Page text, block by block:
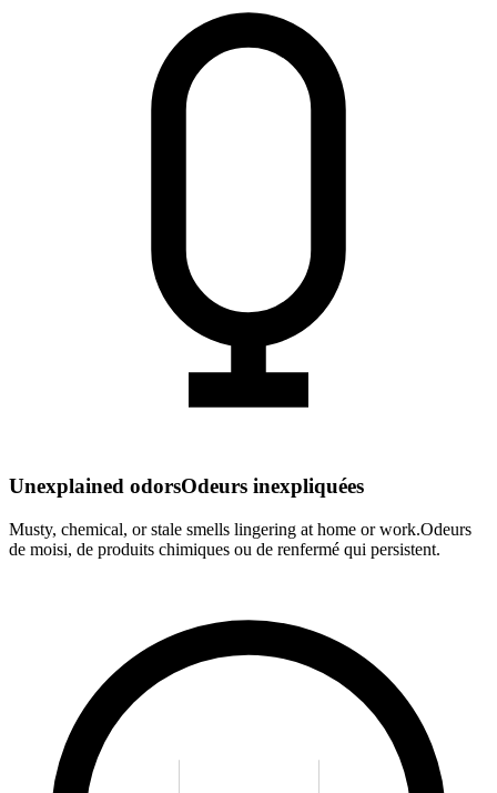
Unexplained odorsOdeurs inexpliquées
Musty, chemical, or stale smells lingering at home or work.Odeurs
de moisi, de produits chimiques ou de renfermé qui persistent.